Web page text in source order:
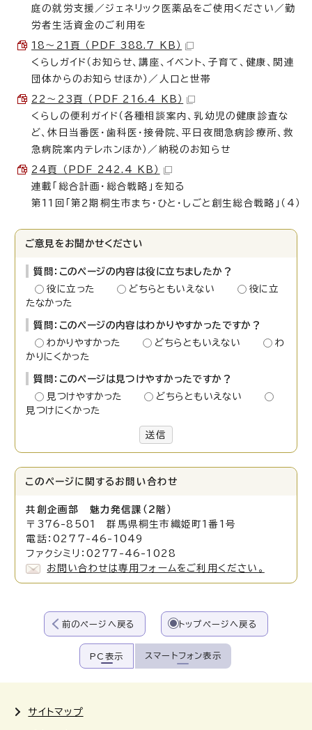
庭の就労支援／ジェネリック医薬品をご使用ください／勤
労者生活資金のご利用を
18〜21頁 （PDF 388.7 KB）
くらしガイド（お知らせ、講座、イベント、子育て、健康、関連
団体からのお知らせほか）／人口と世帯
22〜23頁 （PDF 216.4 KB）
くらしの便利ガイド（各種相談案内、乳幼児の健康診査な
ど、休日当番医・歯科医・接骨院、平日夜間急病診療所、救
急病院案内テレホンほか）／納税のお知らせ
24頁 （PDF 242.4 KB）
連載「総合計画・総合戦略」を知る
第11回「第2期桐生市まち・ひと・しごと創生総合戦略」（4）
ご意見をお聞かせください
質問：このページの内容は役に立ちましたか？
役に立った
どちらともいえない
役に立
たなかった
質問：このページの内容はわかりやすかったですか？
わかりやすかった
どちらともいえない
わ
かりにくかった
質問：このページは見つけやすかったですか？
見つけやすかった
どちらともいえない
見つけにくかった
送信
このページに関する お問い合わせ
共創企画部 魅力発信課（2階）
〒376-8501 群馬県桐生市織姫町1番1号
電話：0277-46-1049
ファクシミリ：0277-46-1028
お問い合わせは専用フォームをご利用ください。
前のページへ戻る トップページへ戻る
PC表示 スマートフォン表示
サイトマップ